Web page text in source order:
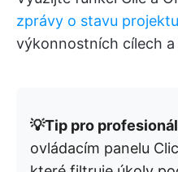
zprávy o stavu projektu
výkonnostních cílech
💡Tip pro
ovládacím panelu